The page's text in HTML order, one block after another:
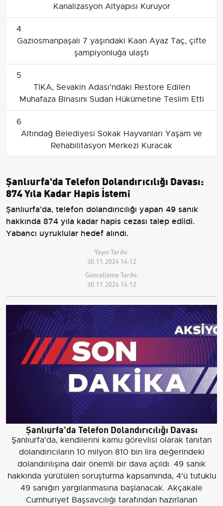
Kanalizasyon Altyapısı Kuruyor
4
Gaziosmanpaşalı 7 yaşındaki Kaan Ayaz Taç, çifte
şampiyonluğa ulaştı
5
TİKA, Sevakin Adası'ndaki Restore Edilen
Muhafaza Binasını Sudan Hükümetine Teslim Etti
6
Altındağ Belediyesi Sokak Hayvanları Yaşam ve
Rehabilitasyon Merkezi Kuracak
Şanlıurfa'da Telefon Dolandırıcılığı Davası:
874 Yıla Kadar Hapis İstemi
Şanlıurfa'da, telefon dolandırıcılığı yapan 49 sanık
hakkında 874 yıla kadar hapis cezası talep edildi.
Yabancı uyruklular hedef alındı.
Yayın Tarihi:
30.11.2024 14:12
Güncelleme Tarihi:
30.11.2024 14:12
Şanlıurfa'da Telefon Dolandırıcılığı Davası
Şanlıurfa'da, kendilerini kamu görevlisi olarak tanıtan
dolandırıcıların 10 milyon 810 bin lira değerindeki
dolandırılışına dair önemli bir dava açıldı. 49 sanık
hakkında yürütülen soruşturma kapsamında, 4'ü tutuklu
49 sanığın yargılanmasına başlanacak. Akçakale
Cumhuriyet Başsavcılığı tarafından hazırlanan